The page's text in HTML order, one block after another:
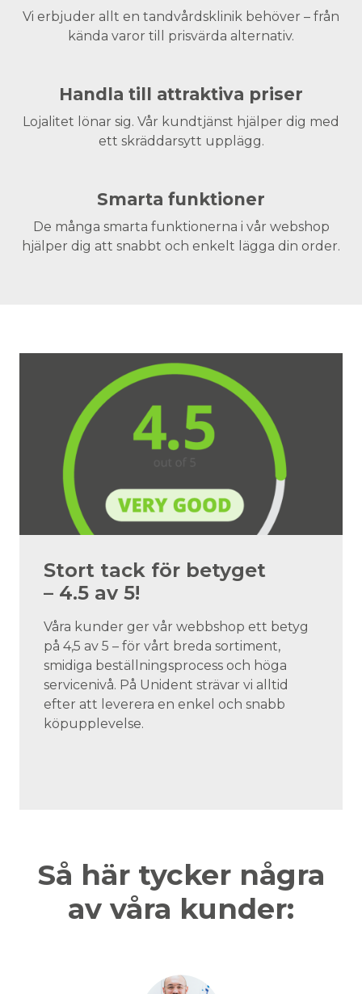
Vi erbjuder allt en tandvårdsklinik behöver – från
kända varor till prisvärda alternativ.
Handla till attraktiva priser
Lojalitet lönar sig. Vår kundtjänst hjälper dig med
ett skräddarsytt upplägg.
Smarta funktioner
De många smarta funktionerna i vår webshop
hjälper dig att snabbt och enkelt lägga din order.
Stort tack för betyget
– 4.5 av 5!
Våra kunder ger vår webbshop ett betyg
på 4,5 av 5 – för vårt breda sortiment,
smidiga beställningsprocess och höga
servicenivå. På Unident strävar vi alltid
efter att leverera en enkel och snabb
köpupplevelse.
Så här tycker några
av våra kunder: